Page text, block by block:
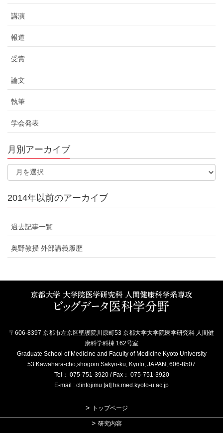
講演
報道
受賞
論文
執筆
学会発表
月別アーカイブ
2014年以前のアーカイブ
過去記事一覧
奥野教授 外部講義履歴
〒606-8397 京都市左京区聖護院川原町53 京都大学大学院医学研究科 人間健
康科学科棟 162号室
Graduate School of Medicine and Faculty of Medicine Kyoto University
53 Kawahara-cho,shogoin Sakyo-ku, Kyoto, JAPAN, 606-8507
Tel： 075-751-3920 / Fax： 075-751-3920
E-mail : clinfojimu [at] hs.med.kyoto-u.ac.jp
トップページ
研究内容